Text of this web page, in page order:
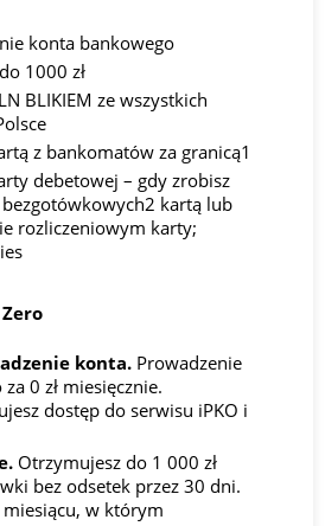
konta bankowego
1000 zł
BLIKIEM ze wszystkich
z bankomatów za granicą1
debetowej – gdy zrobisz
kartą lub
rozliczeniowym karty;
konta. Prowadzenie
0 zł miesięcznie.
dostęp do serwisu iPKO i
Otrzymujesz do 1 000 zł
bez odsetek przez 30 dni.
miesiącu, w którym